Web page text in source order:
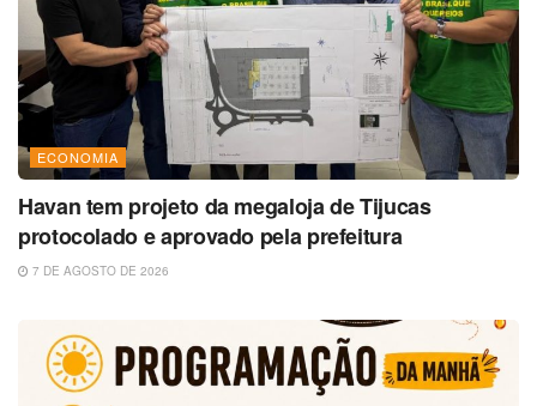
ECONOMIA
Havan tem projeto da megaloja de Tijucas
protocolado e aprovado pela prefeitura
7 DE AGOSTO DE 2026